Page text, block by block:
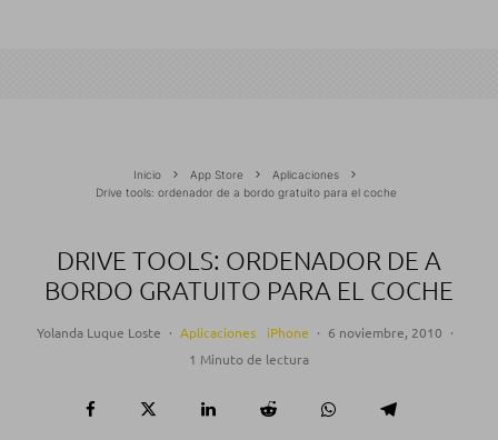
Inicio App Store
Aplicaciones
Drive tools: ordenador de a bordo gratuito para el coche
DRIVE TOOLS: ORDENADOR DE A
BORDO GRATUITO PARA EL COCHE
Yolanda Luque Loste · Aplicaciones iPhone · 6 noviembre, 2010 ·
1 Minuto de lectura